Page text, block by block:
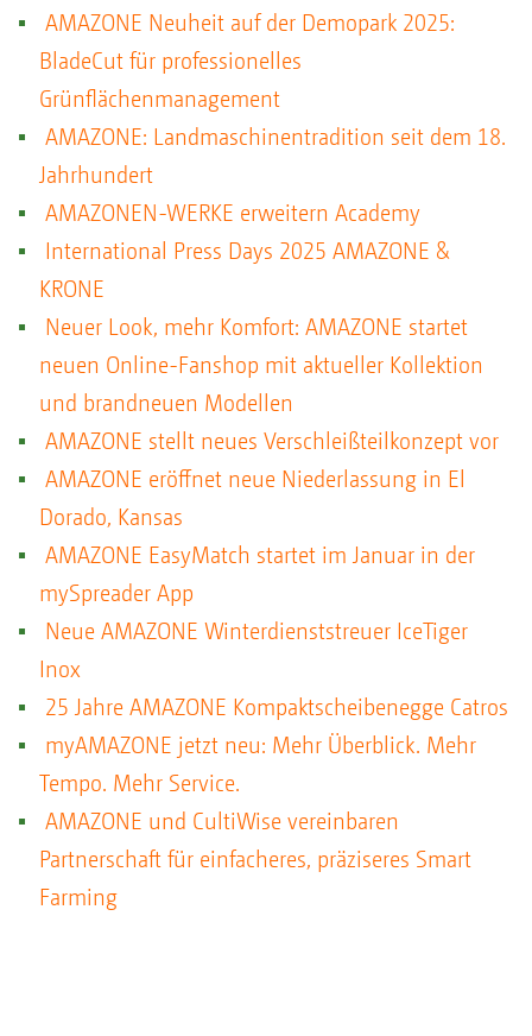
AMAZONE Neuheit auf der Demopark 2025:
BladeCut für professionelles
Grünflächenmanagement
AMAZONE: Landmaschinentradition seit dem 18.
Jahrhundert
AMAZONEN-WERKE erweitern Academy
International Press Days 2025 AMAZONE &
KRONE
Neuer Look, mehr Komfort: AMAZONE startet
neuen Online-Fanshop mit aktueller Kollektion
und brandneuen Modellen
AMAZONE stellt neues Verschleißteilkonzept vor
AMAZONE eröffnet neue Niederlassung in El
Dorado, Kansas
AMAZONE EasyMatch startet im Januar in der
mySpreader App
Neue AMAZONE Winterdienststreuer IceTiger
Inox
25 Jahre AMAZONE Kompaktscheibenegge Catros
myAMAZONE jetzt neu: Mehr Überblick. Mehr
Tempo. Mehr Service.
AMAZONE und CultiWise vereinbaren
Partnerschaft für einfacheres, präziseres Smart
Farming